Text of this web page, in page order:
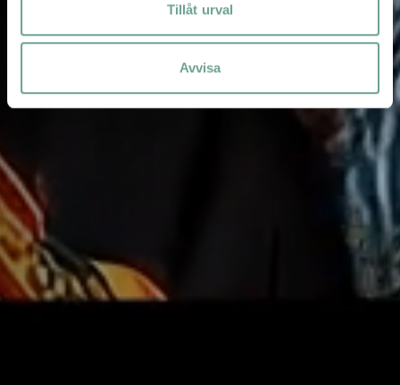
Tillåt urval
Avvisa